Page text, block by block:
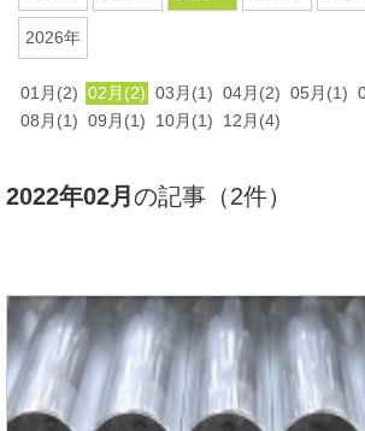
FAQ
048-477-7331 受付時間：平日
2026年
01月(2) 02月(2) 03月(1) 04月(2) 05月(1)
08月(1) 09月(1) 10月(1) 12月(4)
2022年02月 の記事（2件）